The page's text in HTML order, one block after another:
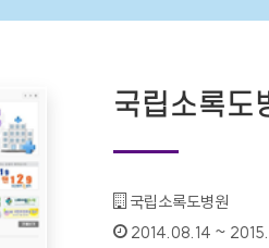
국립소록도
기관명 :
국립소록도병원
인증기간 :
2014.08.14 ~